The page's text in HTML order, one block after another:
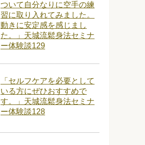
ついて自分なりに空手の練
習に取り入れてみました。
動きに安定感を感じまし
た。」天城流鬆身法セミナ
ー体験談129
「セルフケアを必要として
いる方にぜひおすすめで
す。」天城流鬆身法セミナ
ー体験談128